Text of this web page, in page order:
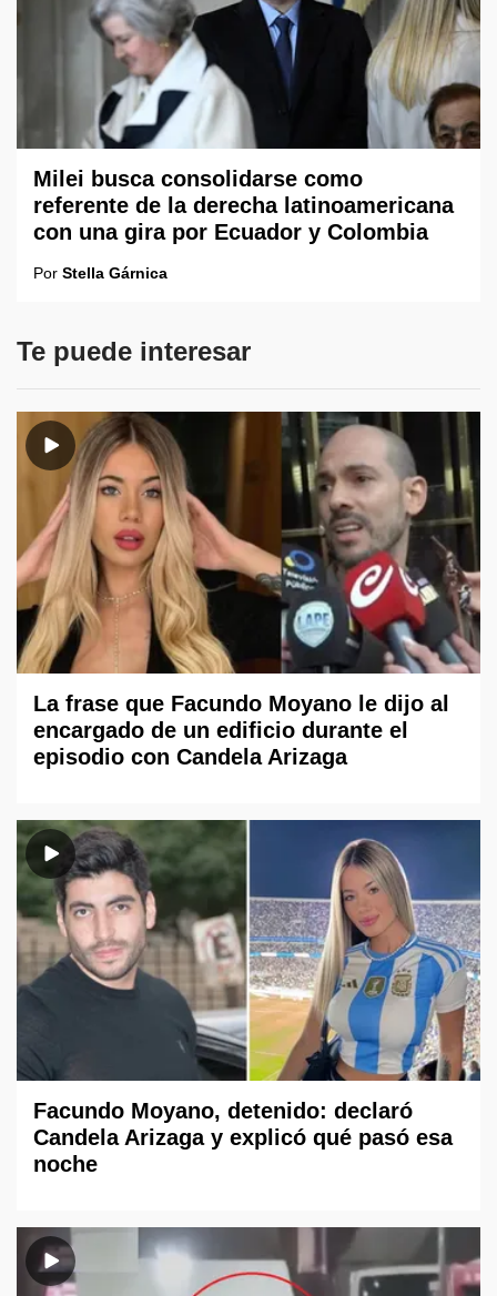
Milei busca consolidarse como
referente de la derecha latinoamericana
con una gira por Ecuador y Colombia
Por Stella Gárnica
Te puede interesar
La frase que Facundo Moyano le dijo al
encargado de un edificio durante el
episodio con Candela Arizaga
Facundo Moyano, detenido: declaró
Candela Arizaga y explicó qué pasó esa
noche